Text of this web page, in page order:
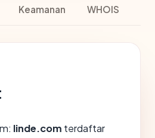
Keamanan WHOIS
linde.com terdaftar